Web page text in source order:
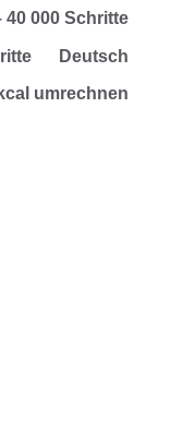
40 000 Schritte
Deutsch
umrechnen